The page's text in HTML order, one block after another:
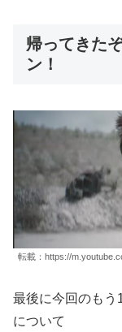
帰ってきた
ン！
転載：https://
最後に今回のもう
について